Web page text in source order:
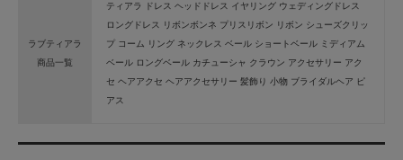
ラブティアラ
商品一覧
ティアラ ドレス ヘッドドレス イヤリング ウェディングドレス
ロングドレス リボンボンネ プリスリボン リボン シューズクリッ
プ コーム リング ネックレス ベール ショートベール ミディアム
ベール ロングベール カチューシャ クラウン アクセサリー アク
セ ヘアアクセ ヘアアクセサリー 髪飾り 小物 ブライダルヘア ピ
アス